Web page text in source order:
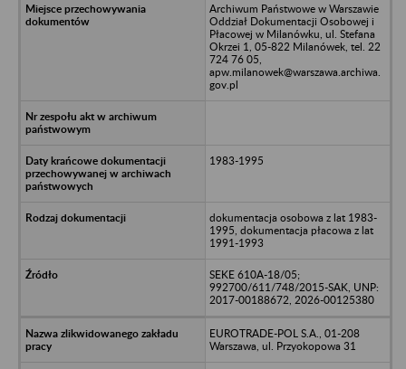
Archiwum Państwowe w Warszawie
Oddział Dokumentacji Osobowej i
Płacowej w Milanówku, ul. Stefana
Okrzei 1, 05-822 Milanówek, tel. 22
724 76 05,
apw.milanowek@warszawa.archiwa.
gov.pl
1983-1995
dokumentacja osobowa z lat 1983-
1995, dokumentacja płacowa z lat
1991-1993
SEKE 610A-18/05;
992700/611/748/2015-SAK, UNP:
2017-00188672, 2026-00125380
EUROTRADE-POL S.A., 01-208
Warszawa, ul. Przyokopowa 31